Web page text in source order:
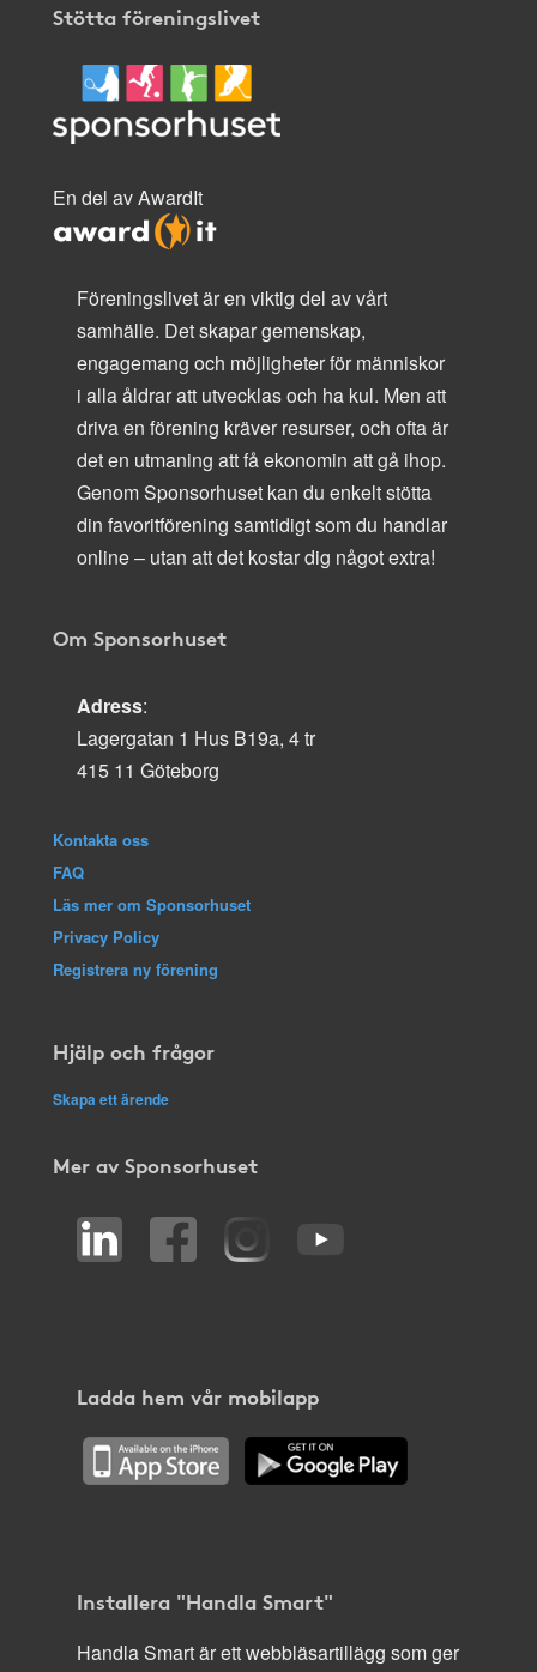
Stötta föreningslivet
En del av AwardIt
Föreningslivet är en viktig del av vårt
samhälle. Det skapar gemenskap,
engagemang och möjligheter för människor
i alla åldrar att utvecklas och ha kul. Men att
driva en förening kräver resurser, och ofta är
det en utmaning att få ekonomin att gå ihop.
Genom Sponsorhuset kan du enkelt stötta
din favoritförening samtidigt som du handlar
online – utan att det kostar dig något extra!
Om Sponsorhuset
Adress:
Lagergatan 1 Hus B19a, 4 tr
415 11 Göteborg
Kontakta oss
FAQ
Läs mer om Sponsorhuset
Privacy Policy
Registrera ny förening
Hjälp och frågor
Skapa ett ärende
Mer av Sponsorhuset
Ladda hem vår mobilapp
Installera "Handla Smart"
Handla Smart är ett webbläsartillägg som ger